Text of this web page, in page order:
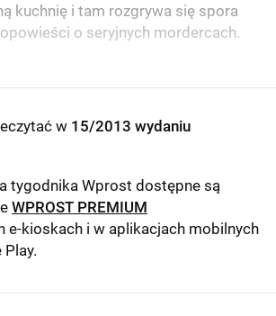
kuchnię i tam rozgrywa się spora
o seryjnych mordercach.
w 15/2013 wydaniu
tygodnika Wprost dostępne są
WPROST PREMIUM
e-kioskach i w aplikacjach mobilnych
Play.